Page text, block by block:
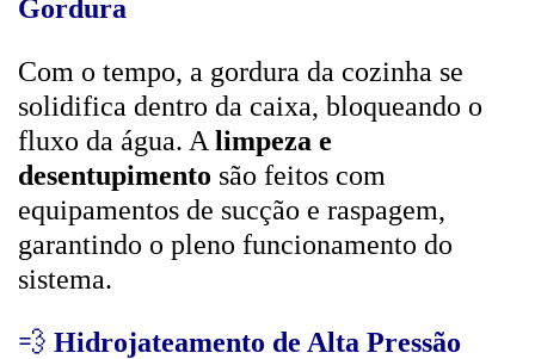
Gordura
Com o tempo, a gordura da cozinha se
solidifica dentro da caixa, bloqueando o
fluxo da água. A limpeza e
desentupimento são feitos com
equipamentos de sucção e raspagem,
garantindo o pleno funcionamento do
sistema.
💨 Hidrojateamento de Alta Pressão